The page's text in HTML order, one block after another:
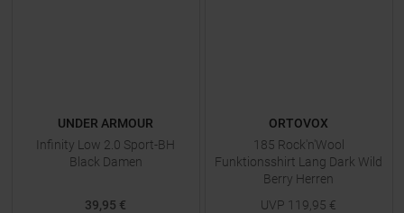
UNDER ARMOUR
Infinity Low 2.0 Sport-BH
Black Damen
39,95 €
ORTOVOX
185 Rock'n'Wool
Funktionsshirt Lang Dark Wild
Berry Herren
UVP 119,95 €